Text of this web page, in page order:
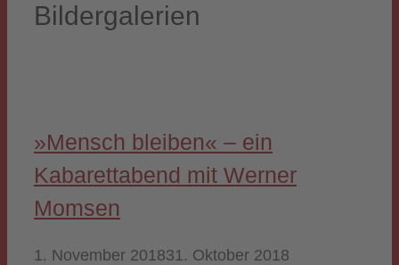
Bildergalerien
»Mensch bleiben« – ein
Kabarett­abend mit Werner
Momsen
1. November 201831. Oktober 2018